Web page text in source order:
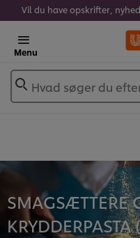
Menu
Hvad søger du
SMAGSÆTTERE
KRYDDERPASTA